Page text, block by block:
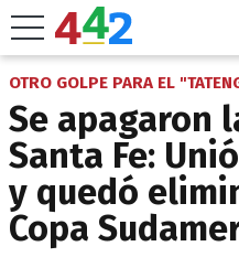
OTRO GOLPE PARA EL
Se apagaron
Santa Fe:
y quedó
Copa